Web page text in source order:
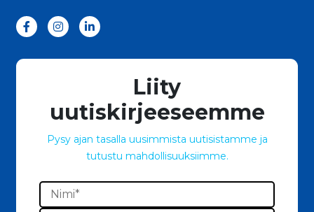
Liity
uutiskirjeeseemme
Pysy ajan tasalla uusimmista uutisistamme ja
tutustu mahdollisuuksiimme.